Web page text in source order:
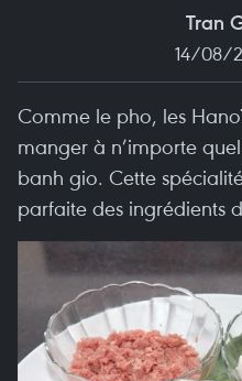
Tran
14/08/
Comme le pho, les
manger à n’importe
banh gio. Cette
parfaite des ingrédients